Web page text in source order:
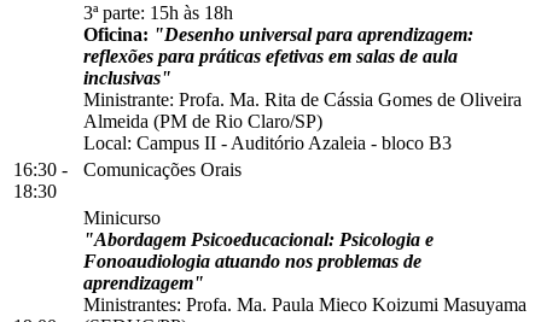
3ª parte: 15h às 18h
Oficina: "Desenho universal para aprendizagem:
reflexões para práticas efetivas em salas de aula
inclusivas"
Ministrante: Profa. Ma. Rita de Cássia Gomes de Oliveira
Almeida (PM de Rio Claro/SP)
Local: Campus II - Auditório Azaleia - bloco B3
16:30 -
18:30
Comunicações Orais
Minicurso
"Abordagem Psicoeducacional: Psicologia e
Fonoaudiologia atuando nos problemas de
aprendizagem"
Ministrantes: Profa. Ma. Paula Mieco Koizumi Masuyama